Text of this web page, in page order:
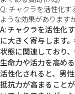
Q: チャクラを活性化
ような効果があります
A: チャクラを活性化
に大きく寄与します
状態に関連しており
生命力や活力を高め
活性化されると、男
抵抗力が高まること